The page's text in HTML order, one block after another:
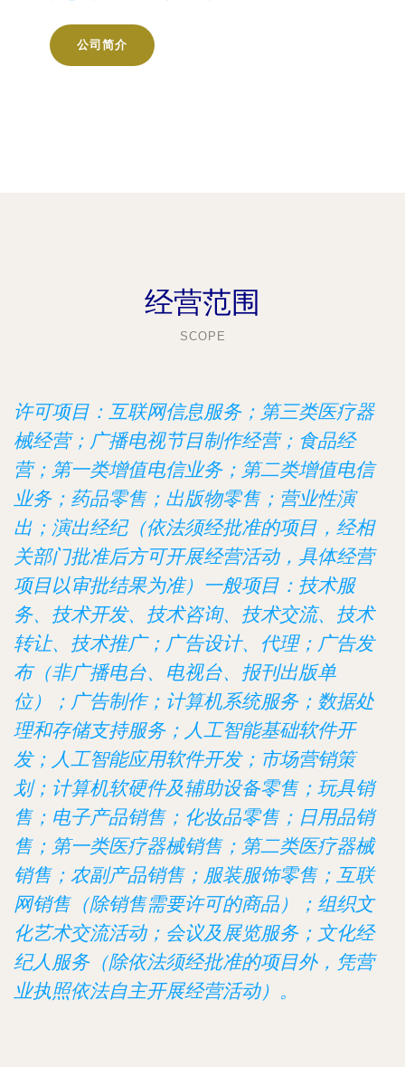
公司简介
经营范围
SCOPE
许可项目：互联网信息服务；第三类医疗器
械经营；广播电视节目制作经营；食品经
营；第一类增值电信业务；第二类增值电信
业务；药品零售；出版物零售；营业性演
出；演出经纪（依法须经批准的项目，经相
关部门批准后方可开展经营活动，具体经营
项目以审批结果为准）一般项目：技术服
务、技术开发、技术咨询、技术交流、技术
转让、技术推广；广告设计、代理；广告发
布（非广播电台、电视台、报刊出版单
位）；广告制作；计算机系统服务；数据处
理和存储支持服务；人工智能基础软件开
发；人工智能应用软件开发；市场营销策
划；计算机软硬件及辅助设备零售；玩具销
售；电子产品销售；化妆品零售；日用品销
售；第一类医疗器械销售；第二类医疗器械
销售；农副产品销售；服装服饰零售；互联
网销售（除销售需要许可的商品）；组织文
化艺术交流活动；会议及展览服务；文化经
纪人服务（除依法须经批准的项目外，凭营
业执照依法自主开展经营活动）。